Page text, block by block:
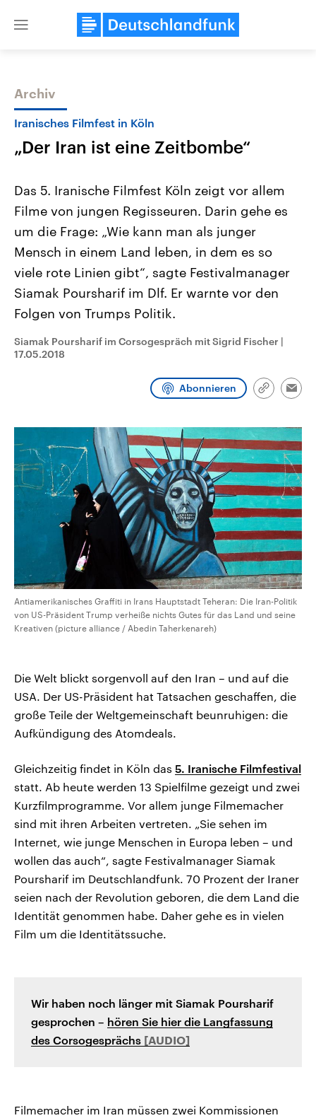
Close
Themen
Landtagswahl Sachsen-Anhalt
2026
Alle Informationen
Sachsen-Anhalt wählt am 6.
September 2026 einen neuen
Bundesland von einer Koalition aus
Umfragen, Prognosen,
Wahlprogramme, aktuelle Berichte
und Hintergründe zu den Parteien
USA
Aktuelle Beiträge,
Hintergründe
Wirtschaftlich und
gehören die Vereinigten
Sendungen
Archiv
Iranisches Filmfest in Köln
„Der Iran ist eine Zeitbombe“
Das 5. Iranische Filmfest Köln zeigt vor allem
Filme von jungen Regisseuren. Darin gehe es
um die Frage: „Wie kann man als junger
Mensch in einem Land leben, in dem es so
viele rote Linien gibt“, sagte Festivalmanager
Siamak Poursharif im Dlf. Er warnte vor den
Folgen von Trumps Politik.
Siamak Poursharif im Corsogespräch mit Sigrid Fischer |
17.05.2018
Abonnieren
Link
Antiamerikanisches Graffiti in Irans Hauptstadt Teheran: Die Iran-Politik
von US-Präsident Trump verheiße nichts Gutes für das Land und seine
Kreativen (picture alliance / Abedin Taherkenareh)
Die Welt blickt sorgenvoll auf den Iran – und auf die
USA. Der US-Präsident hat Tatsachen geschaffen, die
große Teile der Weltgemeinschaft beunruhigen: die
Aufkündigung des Atomdeals.
Gleichzeitig findet in Köln das 5. Iranische Filmfestival
statt. Ab heute werden 13 Spielfilme gezeigt und zwei
Kurzfilmprogramme. Vor allem junge Filmemacher
sind mit ihren Arbeiten vertreten. „Sie sehen im
Internet, wie junge Menschen in Europa leben – und
wollen das auch“, sagte Festivalmanager Siamak
Poursharif im Deutschlandfunk. 70 Prozent der Iraner
seien nach der Revolution geboren, die dem Land die
Identität genommen habe. Daher gehe es in vielen
Film um die Identitätssuche.
Wir haben noch länger mit Siamak Poursharif
gesprochen – hören Sie hier die Langfassung
des Corsogesprächs
Filmemacher im Iran müssen zwei Kommissionen